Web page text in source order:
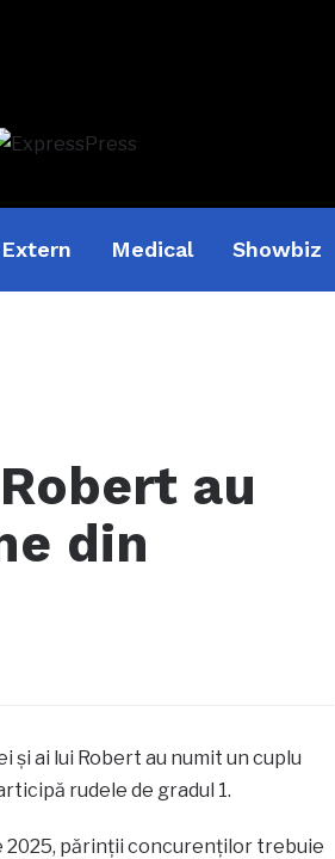
Extern Medical Showbiz
au
din
și ai lui Robert au numit un cuplu
rudele de gradul 1.
2025, părinții concurenților trebuie